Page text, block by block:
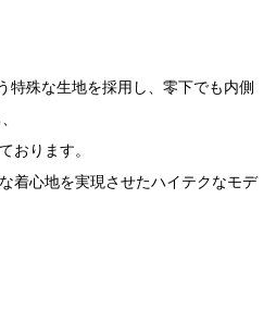
特殊な生地を採用し、零下でも内側
おります。
着心地を実現させたハイテクなモデ